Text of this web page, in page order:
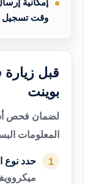
إمكانية
وقت تسجيل
قبل
بوينت
لضمان فحص
المعلومات
1 حدد نوع